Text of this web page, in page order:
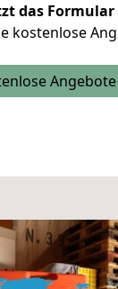
das Formular
kostenlose